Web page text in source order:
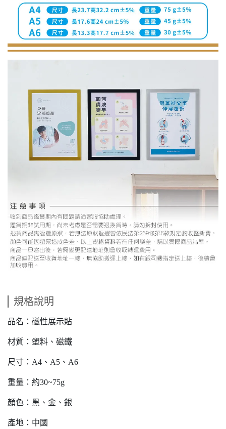
規格說明
品名：磁性展示貼
材質：塑料、磁鐵
尺寸：A4、A5、A6
重量：約30~75g
顏色：黑、金、銀
產地：中國